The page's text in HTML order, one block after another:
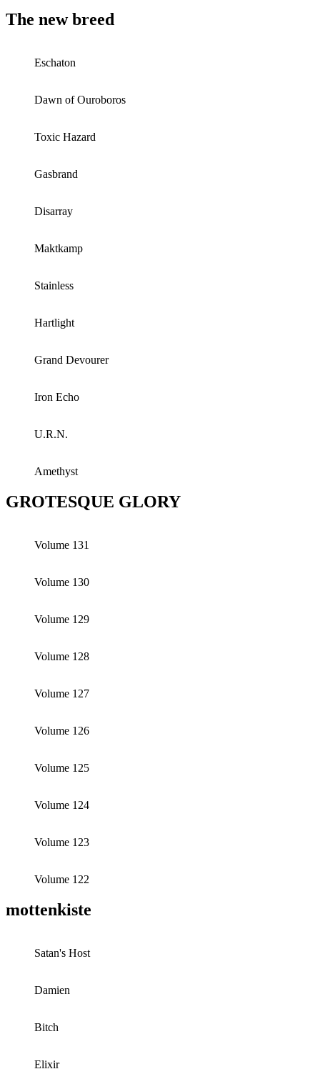
The new breed
Eschaton
Dawn of Ouroboros
Toxic Hazard
Gasbrand
Disarray
Maktkamp
Stainless
Hartlight
Grand Devourer
Iron Echo
U.R.N.
Amethyst
GROTESQUE GLORY
Volume 131
Volume 130
Volume 129
Volume 128
Volume 127
Volume 126
Volume 125
Volume 124
Volume 123
Volume 122
mottenkiste
Satan's Host
Damien
Bitch
Elixir